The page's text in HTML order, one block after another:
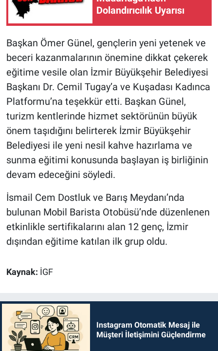
Dolandırıcılık Uyarısı
Başkan Ömer Günel, gençlerin yeni yetenek ve
beceri kazanmalarının önemine dikkat çekerek
eğitime vesile olan İzmir Büyükşehir Belediyesi
Başkanı Dr. Cemil Tugay’a ve Kuşadası Kadınca
Platformu’na teşekkür etti. Başkan Günel,
turizm kentlerinde hizmet sektörünün büyük
önem taşıdığını belirterek İzmir Büyükşehir
Belediyesi ile yeni nesil kahve hazırlama ve
sunma eğitimi konusunda başlayan iş birliğinin
devam edeceğini söyledi.
İsmail Cem Dostluk ve Barış Meydanı’nda
bulunan Mobil Barista Otobüsü’nde düzenlenen
etkinlikle sertifikalarını alan 12 genç, İzmir
dışından eğitime katılan ilk grup oldu.
Kaynak: İGF
Instagram Otomatik Mesaj ile
Müşteri İletişimini Güçlendirme